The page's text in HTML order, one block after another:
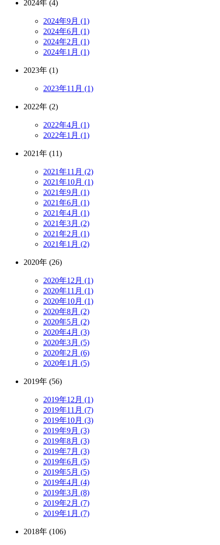
2024年 (4)
2024年9月 (1)
2024年6月 (1)
2024年2月 (1)
2024年1月 (1)
2023年 (1)
2023年11月 (1)
2022年 (2)
2022年4月 (1)
2022年1月 (1)
2021年 (11)
2021年11月 (2)
2021年10月 (1)
2021年9月 (1)
2021年6月 (1)
2021年4月 (1)
2021年3月 (2)
2021年2月 (1)
2021年1月 (2)
2020年 (26)
2020年12月 (1)
2020年11月 (1)
2020年10月 (1)
2020年8月 (2)
2020年5月 (2)
2020年4月 (3)
2020年3月 (5)
2020年2月 (6)
2020年1月 (5)
2019年 (56)
2019年12月 (1)
2019年11月 (7)
2019年10月 (3)
2019年9月 (3)
2019年8月 (3)
2019年7月 (3)
2019年6月 (5)
2019年5月 (5)
2019年4月 (4)
2019年3月 (8)
2019年2月 (7)
2019年1月 (7)
2018年 (106)